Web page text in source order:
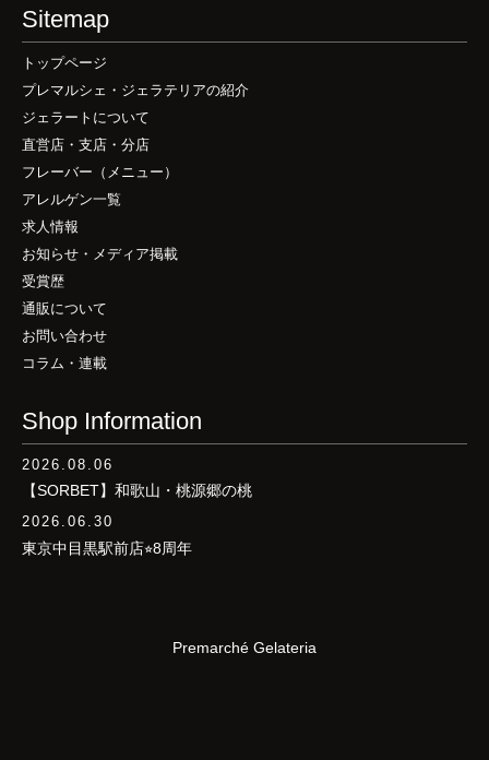
Sitemap
トップページ
プレマルシェ・ジェラテリアの紹介
ジェラートについて
直営店・支店・分店
フレーバー（メニュー）
アレルゲン一覧
求人情報
お知らせ・メディア掲載
受賞歴
通販について
お問い合わせ
コラム・連載
Shop Information
2026.08.06
【SORBET】和歌山・桃源郷の桃
2026.06.30
東京中目黒駅前店⭐︎8周年
Premarché Gelateria